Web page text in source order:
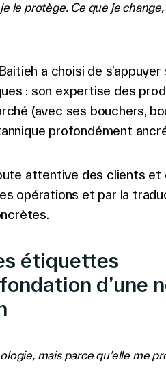
le protège. Ce que je change,
a choisi de s’appuyer
: son expertise des
(avec ses bouchers,
profondément
attentive des clients et
opérations et par la
étiquettes
d’une
mais parce qu’elle me